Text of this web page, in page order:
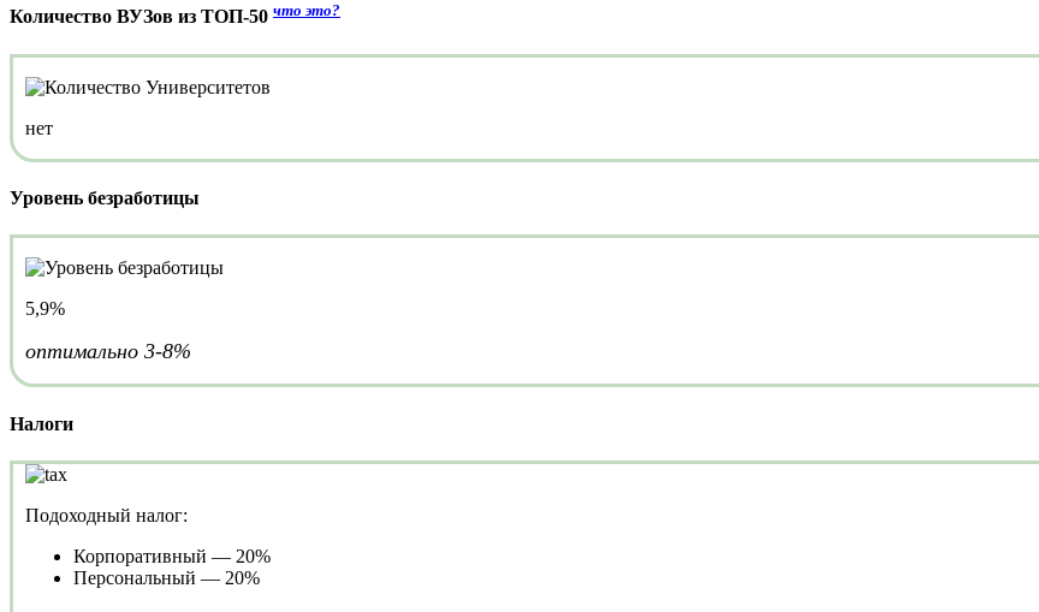
Количество ВУЗов из ТОП-50 что это?
нет
Уровень безработицы
5,9%
оптимально 3-8%
Налоги
Подоходный налог:
Корпоративный — 20%
Персональный — 20%